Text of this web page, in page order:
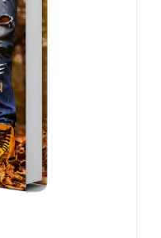
/ DETTAGLI